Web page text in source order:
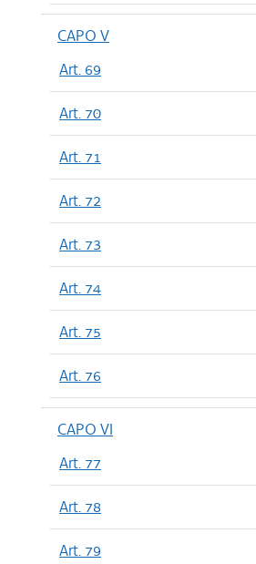
CAPO V
Art. 69
Art. 70
Art. 71
Art. 72
Art. 73
Art. 74
Art. 75
Art. 76
CAPO VI
Art. 77
Art. 78
Art. 79